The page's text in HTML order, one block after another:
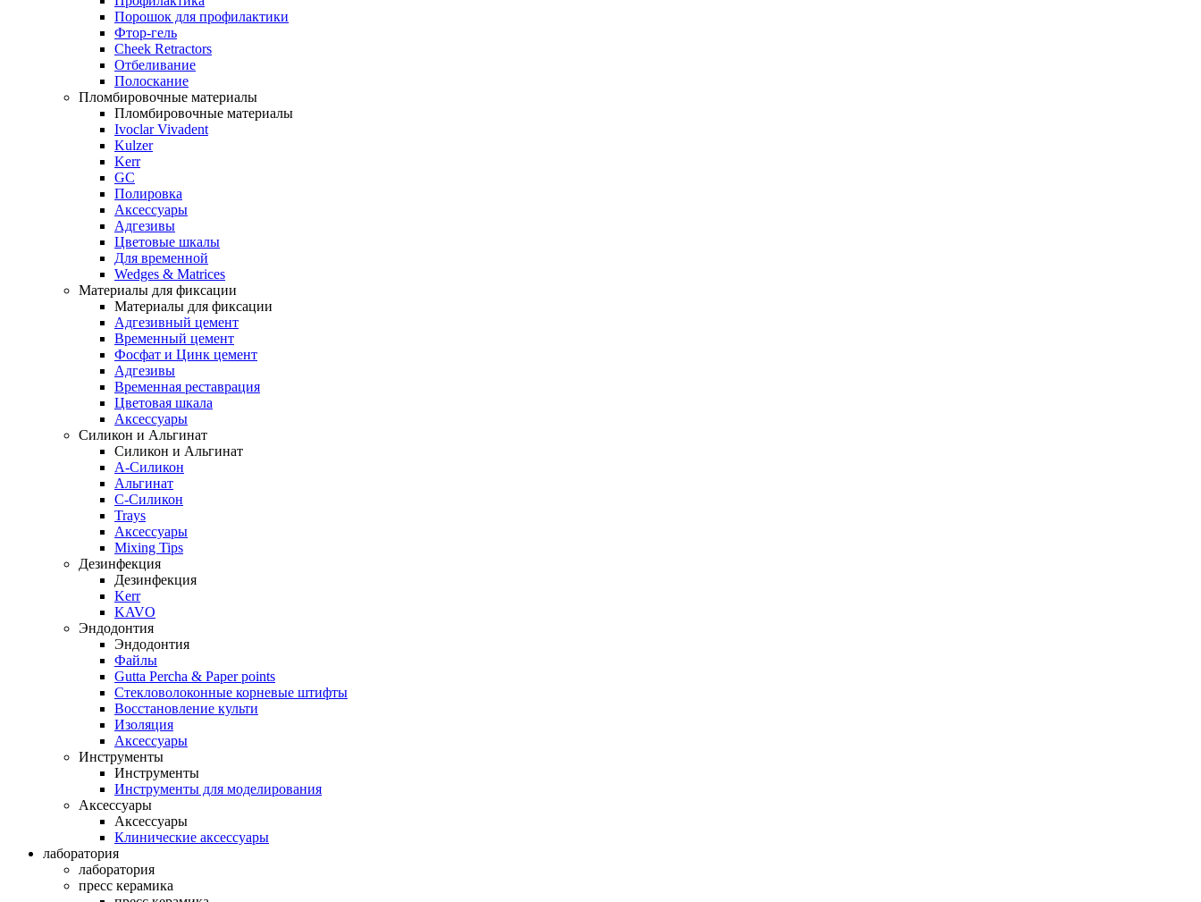
Порошок для профилактики
Фтор-гель
Cheek Retractors
Отбеливание
Полоскание
Пломбировочные материалы
Пломбировочные материалы
Ivoclar Vivadent
Kulzer
Kerr
GC
Полировка
Аксессуары
Адгезивы
Цветовые шкалы
Для временной
Wedges & Matrices
Материалы для фиксации
Материалы для фиксации
Адгезивный цемент
Временный цемент
Фосфат и Цинк цемент
Адгезивы
Временная реставрация
Цветовая шкала
Аксессуары
Силикон и Альгинат
Силикон и Альгинат
A-Силикон
Альгинат
C-Силикон
Trays
Аксессуары
Mixing Tips
Дезинфекция
Дезинфекция
Kerr
KAVO
Эндодонтия
Эндодонтия
Файлы
Gutta Percha & Paper points
Стекловолоконные корневые штифты
Восстановление культи
Изоляция
Аксессуары
Инструменты
Инструменты
Инструменты для моделирования
Аксессуары
Аксессуары
Клинические аксессуары
лаборатория
лаборатория
пресс керамика